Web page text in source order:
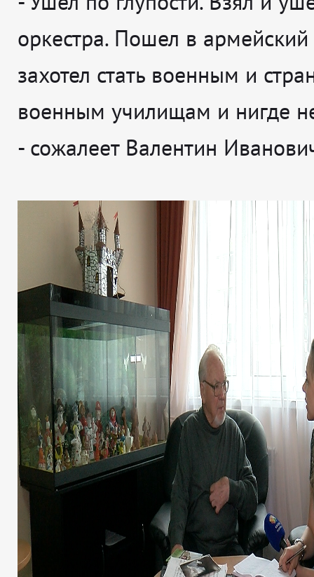
оркестра. Пошел в армейский
захотел стать военным и
военным училищам и нигде
- сожалеет Валентин